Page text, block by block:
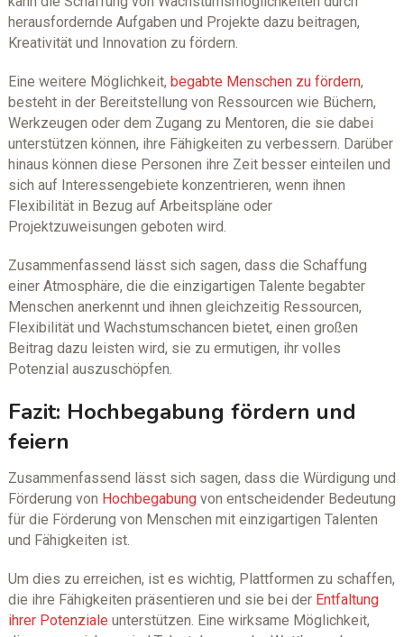
herausfordernde Aufgaben und Projekte dazu beitragen,
Kreativität und Innovation zu fördern.
Eine weitere Möglichkeit, begabte Menschen zu fördern,
besteht in der Bereitstellung von Ressourcen wie Büchern,
Werkzeugen oder dem Zugang zu Mentoren, die sie dabei
unterstützen können, ihre Fähigkeiten zu verbessern. Darüber
hinaus können diese Personen ihre Zeit besser einteilen und
sich auf Interessengebiete konzentrieren, wenn ihnen
Flexibilität in Bezug auf Arbeitspläne oder
Projektzuweisungen geboten wird.
Zusammenfassend lässt sich sagen, dass die Schaffung
einer Atmosphäre, die die einzigartigen Talente begabter
Menschen anerkennt und ihnen gleichzeitig Ressourcen,
Flexibilität und Wachstumschancen bietet, einen großen
Beitrag dazu leisten wird, sie zu ermutigen, ihr volles
Potenzial auszuschöpfen.
Fazit: Hochbegabung fördern und
feiern
Zusammenfassend lässt sich sagen, dass die Würdigung und
Förderung von Hochbegabungvon entscheidender Bedeutung
für die Förderung von Menschen mit einzigartigen Talenten
und Fähigkeiten ist.
Um dies zu erreichen, ist es wichtig, Plattformen zu schaffen,
die ihre Fähigkeiten präsentieren und sie bei der Entfaltung
ihrer Potenziale unterstützen. Eine wirksame Möglichkeit,